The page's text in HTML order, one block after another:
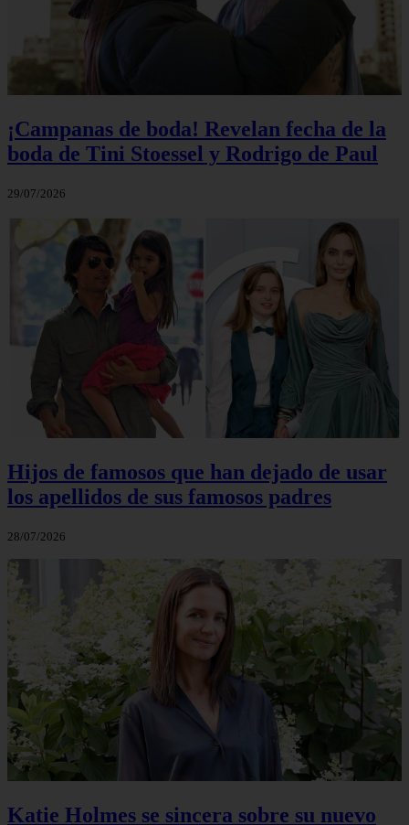
¡Campanas de boda! Revelan fecha de la
boda de Tini Stoessel y Rodrigo de Paul
29/07/2026
Hijos de famosos que han dejado de usar
los apellidos de sus famosos padres
28/07/2026
Katie Holmes se sincera sobre su nuevo